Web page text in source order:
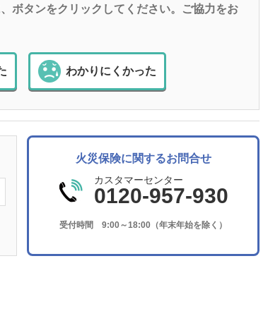
ボタンをクリックしてください。ご協力をお
わかりにくかった
火災保険に関するお問合せ
カスタマーセンター
0120-957-930
受付時間 9:00～18:00（年末年始を除く）